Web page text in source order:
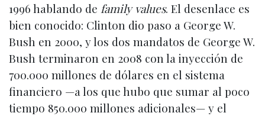
1996 hablando de family values. El desenlace es
bien conocido: Clinton dio paso a George W.
Bush en 2000, y los dos mandatos de George W.
Bush terminaron en 2008 con la inyección de
700.000 millones de dólares en el sistema
financiero —a los que hubo que sumar al poco
tiempo 850.000 millones adicionales— y el